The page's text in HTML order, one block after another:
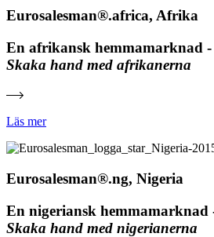
Eurosalesman®.africa, Afrika
En afrikansk hemmamarknad -
Skaka hand med afrikanerna
Läs mer
Eurosalesman®.ng, Nigeria
En nigeriansk hemmamarknad
Skaka hand med nigerianerna